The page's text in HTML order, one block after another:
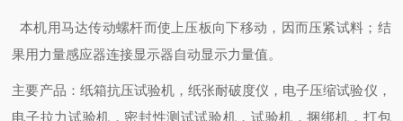
本机用马达传动螺杆而使上压板向下移动，因而压紧试料；结
果用力量感应器连接显示器自动显示力量值。
主要产品：纸箱抗压试验机，纸张耐破度仪，电子压缩试验仪，
电子拉力试验机，密封性测试试验机，试验机，捆绑机，打包